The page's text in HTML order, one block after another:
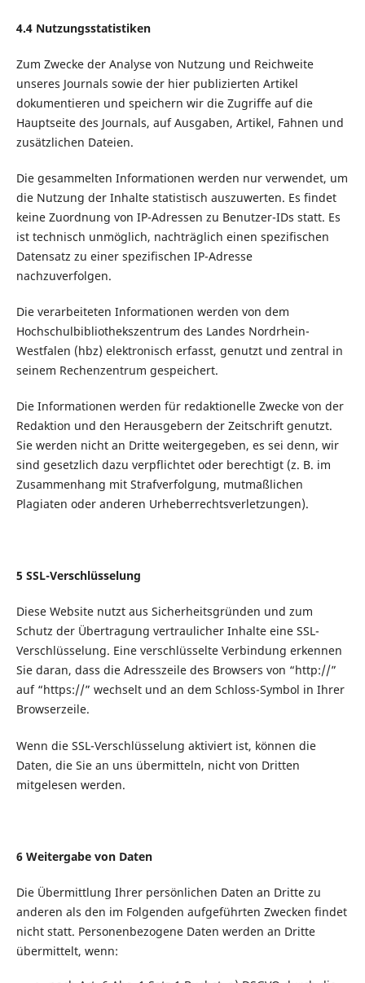
4.4 Nutzungsstatistiken
Zum Zwecke der Analyse von Nutzung und Reichweite
unseres Journals sowie der hier publizierten Artikel
dokumentieren und speichern wir die Zugriffe auf die
Hauptseite des Journals, auf Ausgaben, Artikel, Fahnen und
zusätzlichen Dateien.
Die gesammelten Informationen werden nur verwendet, um
die Nutzung der Inhalte statistisch auszuwerten. Es findet
keine Zuordnung von IP-Adressen zu Benutzer-IDs statt. Es
ist technisch unmöglich, nachträglich einen spezifischen
Datensatz zu einer spezifischen IP-Adresse
nachzuverfolgen.
Die verarbeiteten Informationen werden von dem
Hochschulbibliothekszentrum des Landes Nordrhein-
Westfalen (hbz) elektronisch erfasst, genutzt und zentral in
seinem Rechenzentrum gespeichert.
Die Informationen werden für redaktionelle Zwecke von der
Redaktion und den Herausgebern der Zeitschrift genutzt.
Sie werden nicht an Dritte weitergegeben, es sei denn, wir
sind gesetzlich dazu verpflichtet oder berechtigt (z. B. im
Zusammenhang mit Strafverfolgung, mutmaßlichen
Plagiaten oder anderen Urheberrechtsverletzungen).
5 SSL-Verschlüsselung
Diese Website nutzt aus Sicherheitsgründen und zum
Schutz der Übertragung vertraulicher Inhalte eine SSL-
Verschlüsselung. Eine verschlüsselte Verbindung erkennen
Sie daran, dass die Adresszeile des Browsers von “http://”
auf “https://” wechselt und an dem Schloss-Symbol in Ihrer
Browserzeile.
Wenn die SSL-Verschlüsselung aktiviert ist, können die
Daten, die Sie an uns übermitteln, nicht von Dritten
mitgelesen werden.
6 Weitergabe von Daten
Die Übermittlung Ihrer persönlichen Daten an Dritte zu
anderen als den im Folgenden aufgeführten Zwecken findet
nicht statt. Personenbezogene Daten werden an Dritte
übermittelt, wenn: